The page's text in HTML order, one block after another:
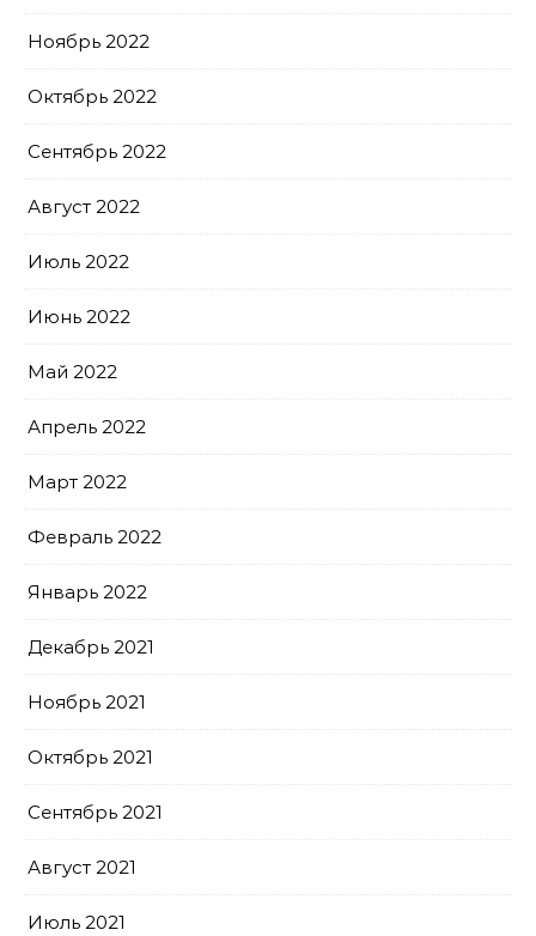
Ноябрь 2022
Октябрь 2022
Сентябрь 2022
Август 2022
Июль 2022
Июнь 2022
Май 2022
Апрель 2022
Март 2022
Февраль 2022
Январь 2022
Декабрь 2021
Ноябрь 2021
Октябрь 2021
Сентябрь 2021
Август 2021
Июль 2021